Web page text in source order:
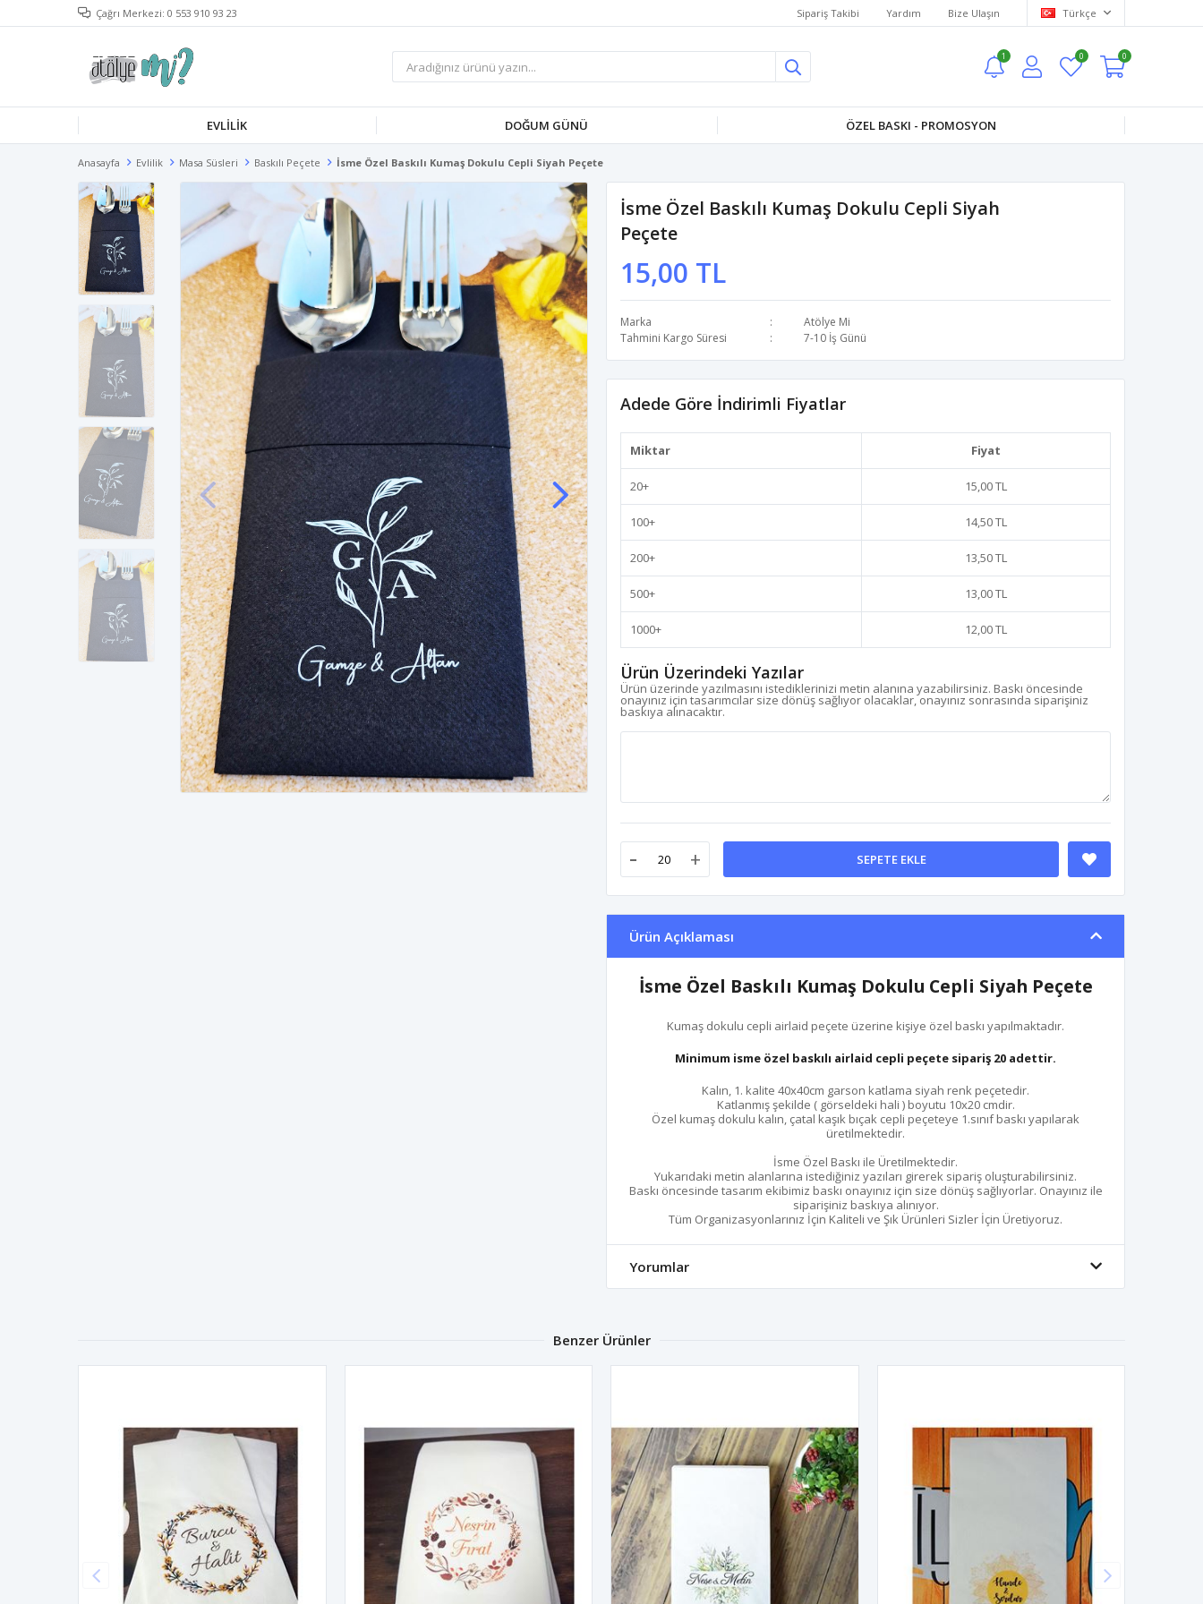
Çağrı Merkezi: 0 553 910 93 23 Sipariş Takibi Yardım Bize Ulaşın Türkçe
1 0 0
EVLILIK DOĞUM GÜNÜ ÖZEL BASKI - PROMOSYON
Anasayfa Evlilik Masa Süsleri Baskılı Peçete İsme Özel Baskılı Kumaş Dokulu Cepli Siyah Peçete
İsme Özel Baskılı Kumaş Dokulu Cepli Siyah
Peçete
15,00 TL
Marka
Atölye Mi
Tahmini Kargo Süresi
7-10 İş Günü
Adede Göre İndirimli Fiyatlar
Miktar Fiyat
20+ 15,00 TL
100+ 14,50 TL
200+ 13,50 TL
500+ 13,00 TL
1000+ 12,00 TL
Ürün Üzerindeki Yazılar
Ürün üzerinde yazılmasını istediklerinizi metin alanına yazabilirsiniz. Baskı öncesinde
onayınız için tasarımcılar size dönüş sağlıyor olacaklar, onayınız sonrasında siparişiniz
baskıya alınacaktır.
- + SEPETE EKLE
Ürün Açıklaması
İsme Özel Baskılı Kumaş Dokulu Cepli Siyah Peçete
Kumaş dokulu cepli airlaid peçete üzerine kişiye özel baskı yapılmaktadır.
Minimum isme özel baskılı airlaid cepli peçete sipariş 20 adettir.
Kalın, 1. kalite 40x40cm garson katlama siyah renk peçetedir.
Katlanmış şekilde ( görseldeki hali ) boyutu 10x20 cmdir.
Özel kumaş dokulu kalın, çatal kaşık bıçak cepli peçeteye 1.sınıf baskı yapılarak
üretilmektedir.
İsme Özel Baskı ile Üretilmektedir.
Yukarıdaki metin alanlarına istediğiniz yazıları girerek sipariş oluşturabilirsiniz.
Baskı öncesinde tasarım ekibimiz baskı onayınız için size dönüş sağlıyorlar. Onayınız ile
siparişiniz baskıya alınıyor.
Tüm Organizasyonlarınız İçin Kaliteli ve Şık Ürünleri Sizler İçin Üretiyoruz.
Yorumlar
Benzer Ürünler